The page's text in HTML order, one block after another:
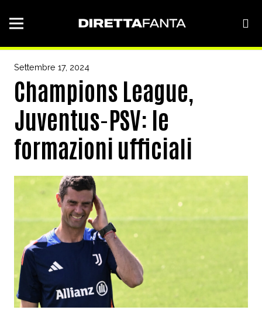
Settembre 17, 2024
Champions League,
Juventus-PSV: le
formazioni ufficiali